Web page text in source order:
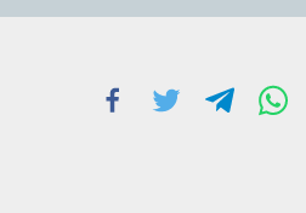
Facebook
Twitter Telegram